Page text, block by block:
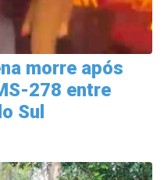
morre após
278 entre
Sul